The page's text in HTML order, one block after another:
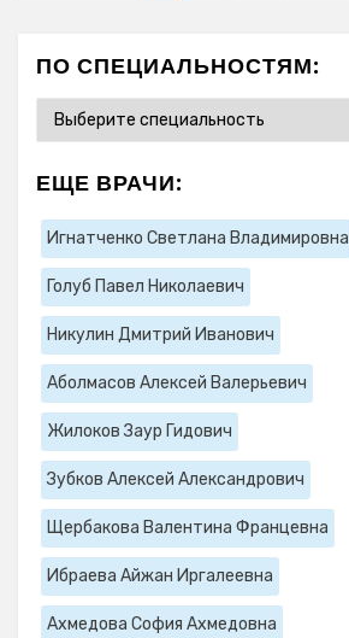
ПО СПЕЦИАЛЬНОСТЯМ:
ЕЩЕ ВРАЧИ:
Игнатченко Светлана Владимировна
Голуб Павел Николаевич
Никулин Дмитрий Иванович
Аболмасов Алексей Валерьевич
Жилоков Заур Гидович
Зубков Алексей Александрович
Щербакова Валентина Францевна
Ибраева Айжан Иргалеевна
Ахмедова София Ахмедовна